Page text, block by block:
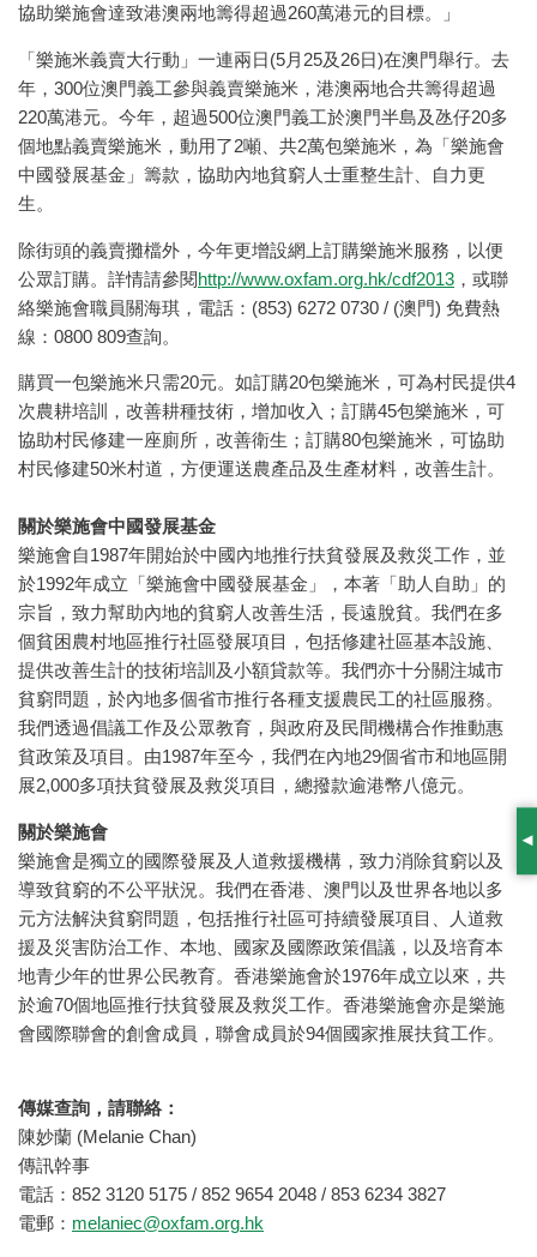
協助樂施會達致港澳兩地籌得超過260萬港元的目標。」
「樂施米義賣大行動」一連兩日(5月25及26日)在澳門舉行。去
年，300位澳門義工參與義賣樂施米，港澳兩地合共籌得超過
220萬港元。今年，超過500位澳門義工於澳門半島及氹仔20多
個地點義賣樂施米，動用了2噸、共2萬包樂施米，為「樂施會
中國發展基金」籌款，協助內地貧窮人士重整生計、自力更
生。
除街頭的義賣攤檔外，今年更增設網上訂購樂施米服務，以便
公眾訂購。詳情請參閱 http://www.oxfam.org.hk/cdf2013 ，或聯
絡樂施會職員關海琪，電話：(853) 6272 0730 / (澳門) 免費熱
線：0800 809查詢。
購買一包樂施米只需20元。如訂購20包樂施米，可為村民提供4
次農耕培訓，改善耕種技術，增加收入；訂購45包樂施米，可
協助村民修建一座廁所，改善衛生；訂購80包樂施米，可協助
村民修建50米村道，方便運送農產品及生產材料，改善生計。
關於樂施會中國發展基金
樂施會自1987年開始於中國內地推行扶貧發展及救災工作，並
於1992年成立「樂施會中國發展基金」，本著「助人自助」的
宗旨，致力幫助內地的貧窮人改善生活，長遠脫貧。我們在多
個貧困農村地區推行社區發展項目，包括修建社區基本設施、
提供改善生計的技術培訓及小額貸款等。我們亦十分關注城市
貧窮問題，於內地多個省市推行各種支援農民工的社區服務。
我們透過倡議工作及公眾教育，與政府及民間機構合作推動惠
貧政策及項目。由1987年至今，我們在內地29個省市和地區開
展2,000多項扶貧發展及救災項目，總撥款逾港幣八億元。
關於樂施會
樂施會是獨立的國際發展及人道救援機構，致力消除貧窮以及
導致貧窮的不公平狀況。我們在香港、澳門以及世界各地以多
元方法解決貧窮問題，包括推行社區可持續發展項目、人道救
援及災害防治工作、本地、國家及國際政策倡議，以及培育本
地青少年的世界公民教育。香港樂施會於1976年成立以來，共
於逾70個地區推行扶貧發展及救災工作。香港樂施會亦是樂施
會國際聯會的創會成員，聯會成員於94個國家推展扶貧工作。
傳媒查詢，請聯絡：
陳妙蘭 (Melanie Chan)
傳訊幹事
電話：852 3120 5175 / 852 9654 2048 / 853 6234 3827
電郵： melaniec@oxfam.org.hk